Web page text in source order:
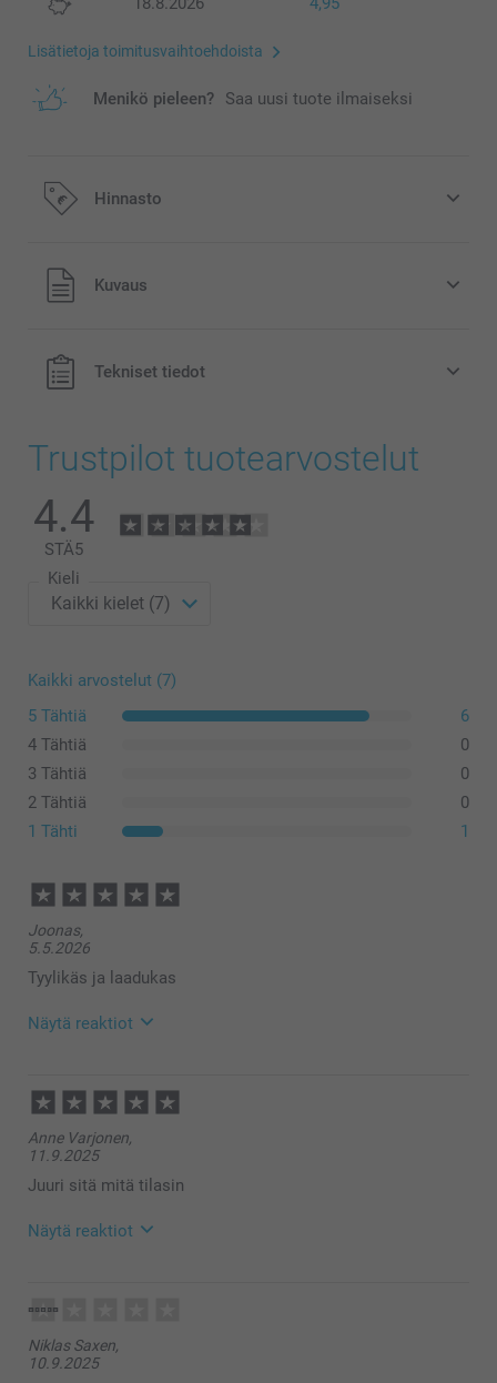
Lisätietoja toimitusvaihtoehdoista
Menikö pieleen? Saa uusi tuote ilmaiseksi
Hinnasto
Kaikki hinnat ovat euroina, sisältävät arvonlisäveron ja
eivät sisällä postikuluja.
Kuvaus
Tekniset tiedot
Trustpilot tuotearvostelut
4.4
STÄ5
Kieli
Kaikki arvostelut (7)
5 Tähtiä
6
4 Tähtiä
0
3 Tähtiä
0
2 Tähtiä
0
1 Tähti
1
Joonas,
5.5.2026
Tyylikäs ja laadukas
Näytä reaktiot
09:34
Hei Joonas,
Suuret kiitokset 5 tähdestä ja palautteesta,
arvostamme sitä suuresti. Kiva että pidät
taskumatista, se on käytännöllinen itselle tai kiva
Lämpimin kiitoksin,
Kirsi @smartphoto
Anne Varjonen,
11.9.2025
Juuri sitä mitä tilasin
Näytä reaktiot
Suuret kiitokset ⭐⭐⭐⭐⭐ tähdestä ja palautteesta,
arvostamme sitä suuresti. Kiva että pidät
Niklas Saxen,
10.9.2025